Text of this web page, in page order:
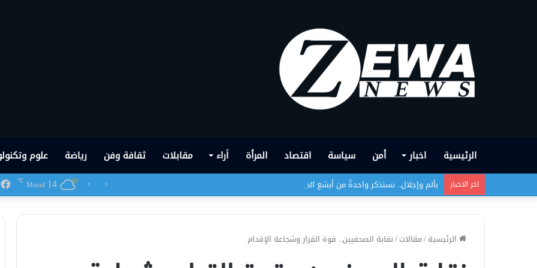
الرئيسية اخبار أمن سياسة اقتصاد المرأة اَراء مقابلات ثقافة وفن رياضة علوم
اخر الاخبار بألم وإجلال.. نستذكر واحدةً من أبشع الجرائم التي شهدها العراق في تاريخه الحديث Mosul 14
℃
الرئيسية/مقالات/نقابة الصحفيين.. قوة القرار وشجاعة الإقدام